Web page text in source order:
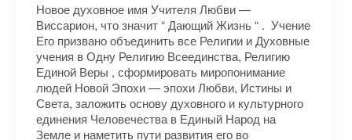
Новое духовное имя Учителя Любви —
Виссарион, что значит “ Дающий Жизнь “ . Учение
Его призвано объединить все Религии и Духовные
учения в Одну Религию Всеединства, Религию
Единой Веры , сформировать миропонимание
людей Новой Эпохи — эпохи Любви, Истины и
Света, заложить основу духовного и культурного
единения Человечества в Единый Народ на
Земле и наметить пути развития его во